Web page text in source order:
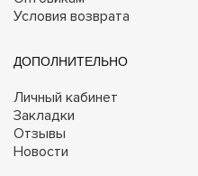
Условия возврата
ДОПОЛНИТЕЛЬНО
Личный кабинет
Закладки
Отзывы
Новости